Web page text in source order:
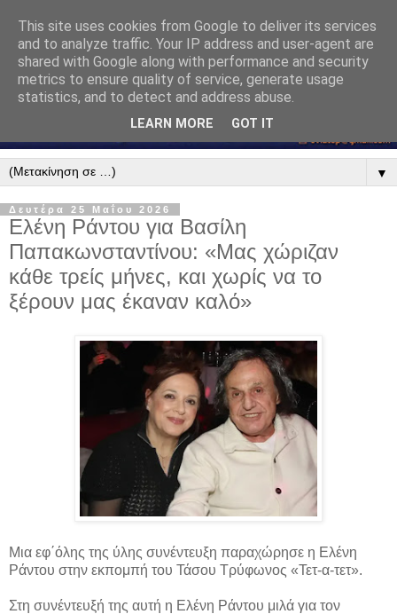
▼
Δευτέρα 25 Μαΐου 2026
Ελένη Ράντου για Βασίλη
Παπακωνσταντίνου: «Μας χώριζαν
κάθε τρείς μήνες, και χωρίς να το
ξέρουν μας έκαναν καλό»
Μια εφ΄όλης της ύλης συνέντευξη παραχώρησε η Ελένη
Ράντου στην εκπομπή του Τάσου Τρύφωνος «Τετ-α-τετ».
Στη συνέντευξή της αυτή η Ελένη Ράντου μιλά για τον
This site uses cookies from Google to deliver its services
and to analyze traffic. Your IP address and user-agent are
shared with Google along with performance and security
metrics to ensure quality of service, generate usage
statistics, and to detect and address abuse.
LEARN MORE GOT IT